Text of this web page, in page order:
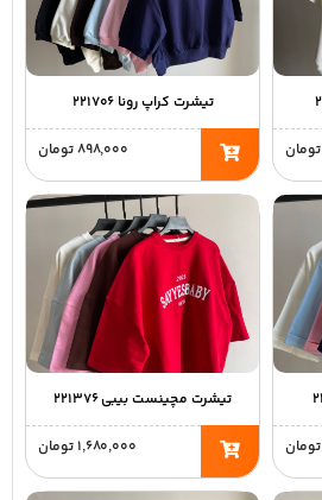
تومان
تیشرت کراپ رونا ۲۲۱۷۰۶
۸۹۸,۰۰۰تومان
تومان
تیشرت مچینست بیبی ۲۲۱۳۷۶
۱,۶۸۰,۰۰۰تومان